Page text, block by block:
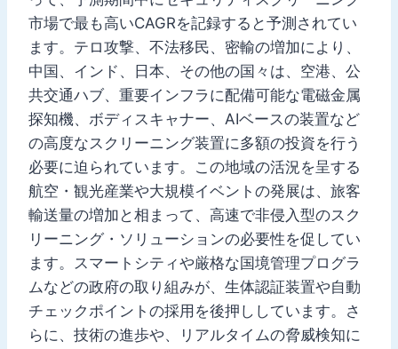
市場で最も高いCAGRを記録すると予測されてい
ます。テロ攻撃、不法移民、密輸の増加により、
中国、インド、日本、その他の国々は、空港、公
共交通ハブ、重要インフラに配備可能な電磁金属
探知機、ボディスキャナー、AIベースの装置など
の高度なスクリーニング装置に多額の投資を行う
必要に迫られています。この地域の活況を呈する
航空・観光産業や大規模イベントの発展は、旅客
輸送量の増加と相まって、高速で非侵入型のスク
リーニング・ソリューションの必要性を促してい
ます。スマートシティや厳格な国境管理プログラ
ムなどの政府の取り組みが、生体認証装置や自動
チェックポイントの採用を後押ししています。さ
らに、技術の進歩や、リアルタイムの脅威検知に